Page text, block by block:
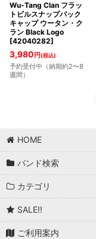
Wu-Tang Clan フラッ
トビルスナップバック
キャップ ウータン・ク
ラン Black Logo
[42040282]
3,980 円(税込)
予約受付中（納期約2〜8
週間）
HOME
バンド検索
カテゴリ
SALE!!
ご利用案内